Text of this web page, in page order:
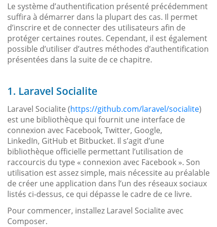
Le système d’authentification présenté précédemment
suffira à démarrer dans la plupart des cas. Il permet
d’inscrire et de connecter des utilisateurs afin de
protéger certaines routes. Cependant, il est également
possible d’utiliser d’autres méthodes d’authentification
présentées dans la suite de ce chapitre.
1. Laravel Socialite
Laravel Socialite (https://github.com/laravel/socialite)
est une bibliothèque qui fournit une interface de
connexion avec Facebook, Twitter, Google,
LinkedIn, GitHub et Bitbucket. Il s’agit d’une
bibliothèque officielle permettant l’utilisation de
raccourcis du type « connexion avec Facebook ». Son
utilisation est assez simple, mais nécessite au préalable
de créer une application dans l’un des réseaux sociaux
listés ci-dessus, ce qui dépasse le cadre de ce livre.
Pour commencer, installez Laravel Socialite avec
Composer.